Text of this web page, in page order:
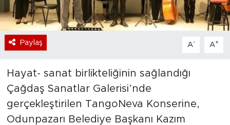
Paylaş A- A+
Hayat- sanat birlikteliğinin sağlandığı
Çağdaş Sanatlar Galerisi’nde
gerçekleştirilen TangoNeva Konserine,
Odunpazarı Belediye Başkanı Kazım
Dünya
Sektör